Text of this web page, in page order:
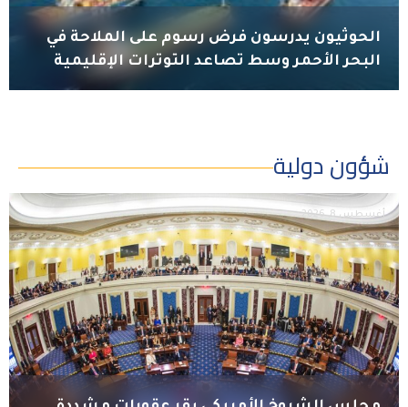
الحوثيون يدرسون فرض رسوم على الملاحة في
البحر الأحمر وسط تصاعد التوترات الإقليمية
شؤون دولية
أغسطس 8, 2026